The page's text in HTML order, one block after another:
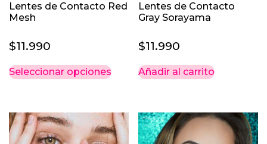
Lentes de Contacto Red
Mesh
$11.990
Seleccionar opciones
producto
variantes.
Las
Lentes de Contacto
Gray Sorayama
$11.990
Añadir al carrito